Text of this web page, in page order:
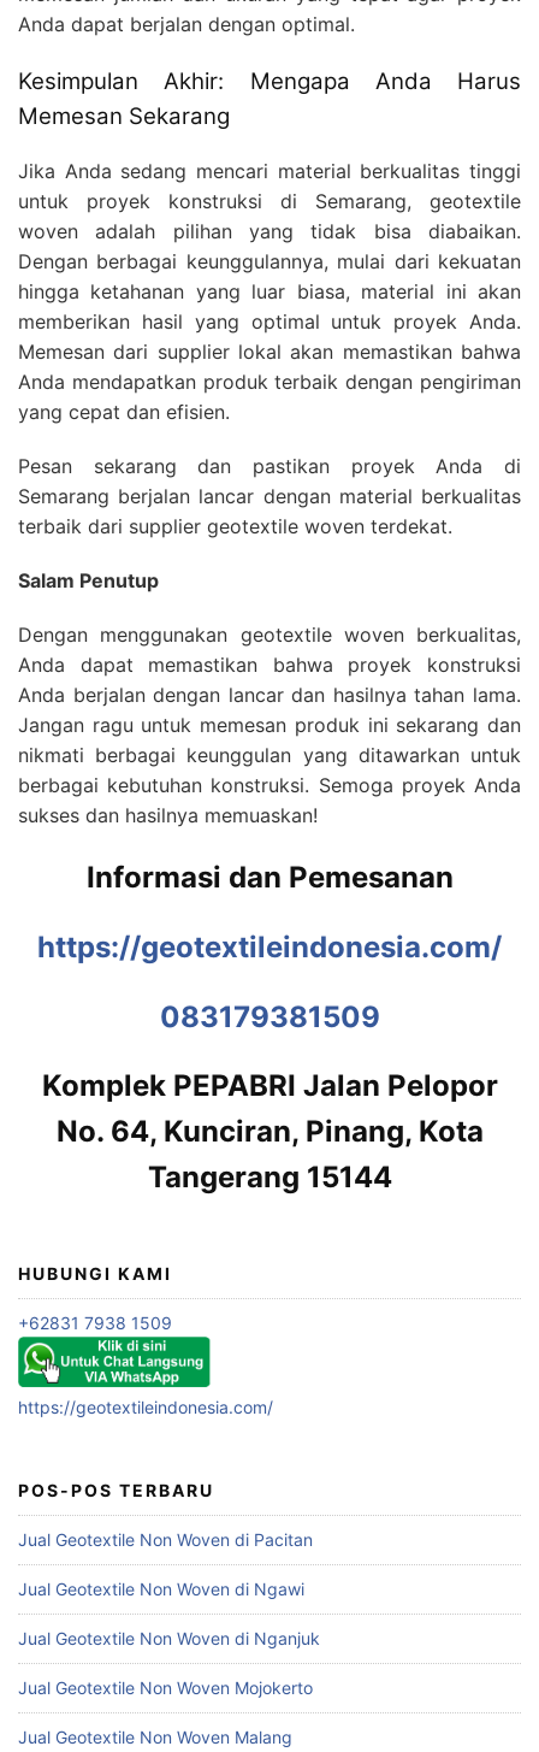
Anda dapat berjalan dengan optimal.
Kesimpulan Akhir: Mengapa Anda Harus
Memesan Sekarang
Jika Anda sedang mencari material berkualitas tinggi
untuk proyek konstruksi di Semarang, geotextile
woven adalah pilihan yang tidak bisa diabaikan.
Dengan berbagai keunggulannya, mulai dari kekuatan
hingga ketahanan yang luar biasa, material ini akan
memberikan hasil yang optimal untuk proyek Anda.
Memesan dari supplier lokal akan memastikan bahwa
Anda mendapatkan produk terbaik dengan pengiriman
yang cepat dan efisien.
Pesan sekarang dan pastikan proyek Anda di
Semarang berjalan lancar dengan material berkualitas
terbaik dari supplier geotextile woven terdekat.
Salam Penutup
Dengan menggunakan geotextile woven berkualitas,
Anda dapat memastikan bahwa proyek konstruksi
Anda berjalan dengan lancar dan hasilnya tahan lama.
Jangan ragu untuk memesan produk ini sekarang dan
nikmati berbagai keunggulan yang ditawarkan untuk
berbagai kebutuhan konstruksi. Semoga proyek Anda
sukses dan hasilnya memuaskan!
Informasi dan Pemesanan
https://geotextileindonesia.com/
083179381509
Komplek PEPABRI Jalan Pelopor
No. 64, Kunciran, Pinang, Kota
Tangerang 15144
HUBUNGI KAMI
+62831 7938 1509
https://geotextileindonesia.com/
POS-POS TERBARU
Jual Geotextile Non Woven di Pacitan
Jual Geotextile Non Woven di Ngawi
Jual Geotextile Non Woven di Nganjuk
Jual Geotextile Non Woven Mojokerto
Jual Geotextile Non Woven Malang